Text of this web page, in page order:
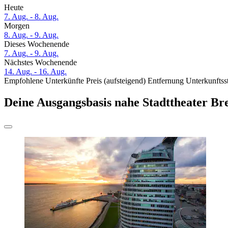
Heute
7. Aug. - 8. Aug.
Morgen
8. Aug. - 9. Aug.
Dieses Wochenende
7. Aug. - 9. Aug.
Nächstes Wochenende
14. Aug. - 16. Aug.
Empfohlene Unterkünfte Preis (aufsteigend) Entfernung
Deine Ausgangsbasis nahe Stadttheater